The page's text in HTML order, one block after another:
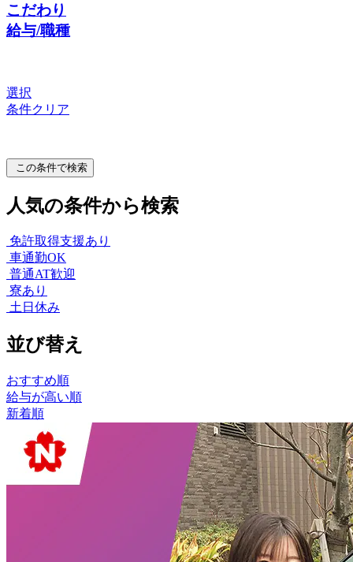
こだわり
給与/職種
選択
条件クリア
この条件で検索
人気の条件から検索
免許取得支援あり
車通勤OK
普通AT歓迎
寮あり
土日休み
並び替え
おすすめ順
給与が高い順
新着順